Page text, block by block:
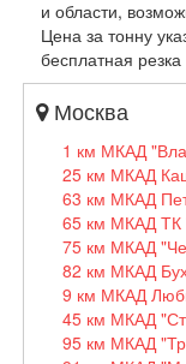
и области,
Цена за тонну
бесплатная
Москва
1 км МКАД
25 км МКАД
63 км МКАД
65 км МКАД
75 км МКАД
82 км МКАД
9 км МКАД
45 км МКАД
95 км МКАД